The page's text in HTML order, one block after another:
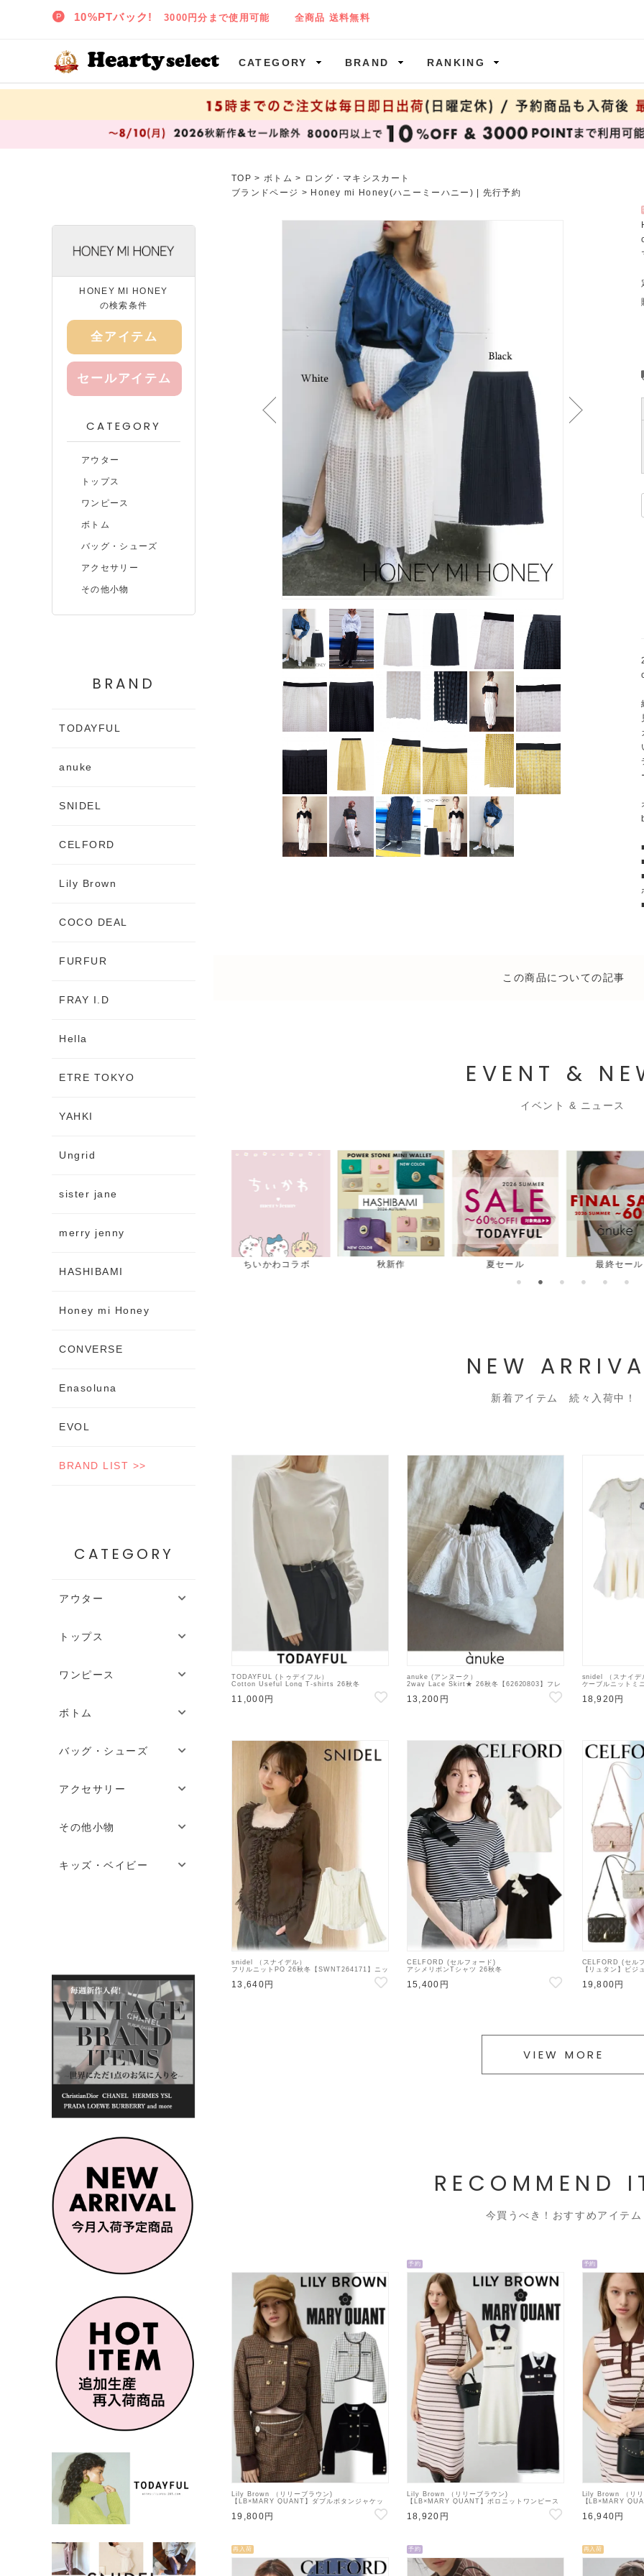
CATEGORY BRAND RANKING
TOP > ボトム > ロング・マキシスカート
ブランドページ > Honey mi Honey(ハニーミーハニー) 先行予約
この商品についての記事
EVENT &
イベント & ニュース
夏セール 最終セール 夏バッグ 夏
NEW
新着アイテム 続々入荷中！
TODAYFUL (トゥデイフル）
Cotton Useful Long T-shirts 26秋冬
11,000円
anuke (アンヌーク）
2way Lace Skirt★ 26秋冬【62620803】フレ
13,200円
snidel （スナイデ
ケーブルニットミ
18,920円
snidel （スナイデル）
フリルニットPO 26秋冬【SWNT264171】ニッ
13,640円
CELFORD (セルフォード)
アシメリボンTシャツ 26秋冬
15,400円
CELFORD (セル
【リュタン】ビジ
バッグ
19,800円
VIEW MORE
RECOMMEND
今買うべき！おすすめアイテム
Lily Brown （リリーブラウン)
【LB×MARY QUANT】ダブルボタンジャケッ
19,800円
予約
Lily Brown （リリーブラウン)
【LB×MARY QUANT】ポロニットワンピース
26秋冬予約【LWNO264110】フレアワンピース
入荷予定 : 8月中旬～
18,920円
予約
Lily Brown （リ
【LB×MARY
ルダーバッグ 入
16,940円
再入荷 予約 再入荷
HONEY MI HONEY
の検索条件
全アイテム
セールアイテム
CATEGORY
アウター
トップス
ワンピース
ボトム
バッグ・シューズ
アクセサリー
その他小物
BRAND
TODAYFUL
anuke
SNIDEL
CELFORD
Lily Brown
COCO DEAL
FURFUR
FRAY I.D
Hella
ETRE TOKYO
YAHKI
Ungrid
sister jane
merry jenny
HASHIBAMI
Honey mi Honey
CONVERSE
Enasoluna
EVOL
BRAND LIST >>
CATEGORY
アウター
トップス
ワンピース
ボトム
バッグ・シューズ
アクセサリー
その他小物
キッズ・ベイビー